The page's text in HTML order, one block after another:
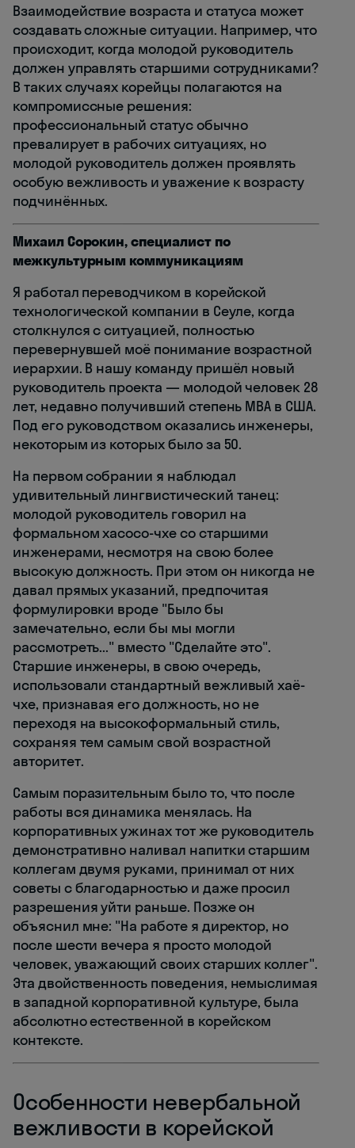
Взаимодействие возраста и статуса может
создавать сложные ситуации. Например, что
происходит, когда молодой руководитель
должен управлять старшими сотрудниками?
В таких случаях корейцы полагаются на
компромиссные решения:
профессиональный статус обычно
превалирует в рабочих ситуациях, но
молодой руководитель должен проявлять
особую вежливость и уважение к возрасту
подчинённых.
Михаил Сорокин, специалист по
межкультурным коммуникациям
Я работал переводчиком в корейской
технологической компании в Сеуле, когда
столкнулся с ситуацией, полностью
перевернувшей моё понимание возрастной
иерархии. В нашу команду пришёл новый
руководитель проекта — молодой человек 28
лет, недавно получивший степень MBA в США.
Под его руководством оказались инженеры,
некоторым из которых было за 50.
На первом собрании я наблюдал
удивительный лингвистический танец:
молодой руководитель говорил на
формальном хасосо-чхе со старшими
инженерами, несмотря на свою более
высокую должность. При этом он никогда не
давал прямых указаний, предпочитая
формулировки вроде "Было бы
замечательно, если бы мы могли
рассмотреть..." вместо "Сделайте это".
Старшие инженеры, в свою очередь,
использовали стандартный вежливый хаё-
чхе, признавая его должность, но не
переходя на высокоформальный стиль,
сохраняя тем самым свой возрастной
авторитет.
Самым поразительным было то, что после
работы вся динамика менялась. На
корпоративных ужинах тот же руководитель
демонстративно наливал напитки старшим
коллегам двумя руками, принимал от них
советы с благодарностью и даже просил
разрешения уйти раньше. Позже он
объяснил мне: "На работе я директор, но
после шести вечера я просто молодой
человек, уважающий своих старших коллег".
Эта двойственность поведения, немыслимая
в западной корпоративной культуре, была
абсолютно естественной в корейском
контексте.
Особенности невербальной
вежливости в корейской